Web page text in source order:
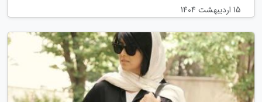
15 اردیبهشت 1404